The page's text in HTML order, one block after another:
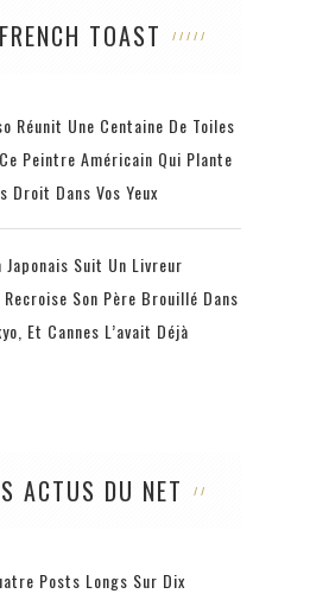
FRENCH TOAST
Réunit Une Centaine De Toiles
Peintre Américain Qui Plante
Droit Dans Vos Yeux
Suit Un Livreur
Recroise Son Père Brouillé Dans
Et Cannes L’avait Déjà
ACTUS DU NET
Posts Longs Sur Dix